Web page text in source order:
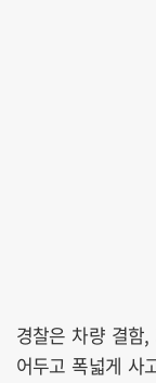
경찰은 차량 결함
어두고 폭넓게 사